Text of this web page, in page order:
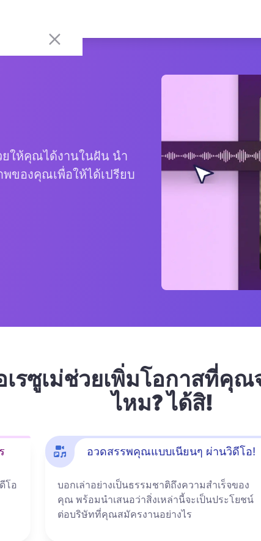
ยให้คุณได้งานในฝัน นำ
ของคุณเพื่อให้ได้เปรียบ
เรซูเม่ช่วยเพิ่มโอกาสที่คุณ
ไหม? ได้สิ!
โอ
อวดสรรพคุณแบบเนียนๆ ผ่านวิดีโอ!
บอกเล่าอย่างเป็นธรรมชาติถึงความสำเร็จของ
คุณ พร้อมนำเสนอว่าสิ่งเหล่านี้จะเป็นประโยชน์
ต่อบริษัทที่คุณสมัครงานอย่างไร